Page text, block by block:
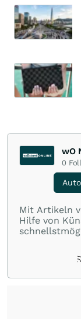
wO
0
Mit Artikeln
Hilfe von
Ereignissen